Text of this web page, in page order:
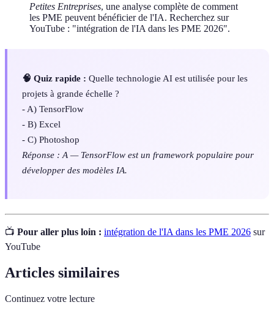
Petites Entreprises, une analyse complète de comment
les PME peuvent bénéficier de l'IA. Recherchez sur
YouTube : "intégration de l'IA dans les PME 2026".
🧠 Quiz rapide : Quelle technologie AI est utilisée pour les
projets à grande échelle ?
- A) TensorFlow
- B) Excel
- C) Photoshop
Réponse : A — TensorFlow est un framework populaire pour
développer des modèles IA.
📺 Pour aller plus loin : intégration de l'IA dans les PME 2026 sur
YouTube
Articles similaires
Continuez votre lecture